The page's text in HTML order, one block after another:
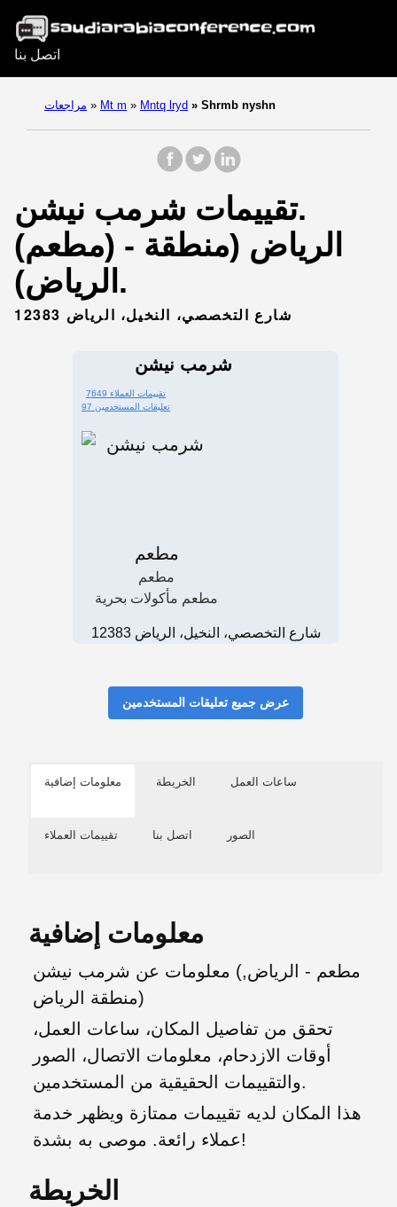
اتصل بنا
مراجعات » Mt m » Mntq lryd » Shrmb nyshn
تقييمات شرمب نيشن‎.
(مطعم) - الرياض (منطقة
الرياض).
شارع التخصصي، النخيل، الرياض 12383
7649 تقييمات العملاء
97 تعليقات المستخدمين
مطعم
مطعم
مطعم مأكولات بحرية
شارع التخصصي، النخيل، الرياض 12383
عرض جميع تعليقات المستخدمين
معلومات إضافية الخريطة ساعات العمل
تقييمات العملاء اتصل بنا الصور
معلومات إضافية
معلومات عن شرمب نيشن‎ (مطعم - الرياض,
منطقة الرياض)
تحقق من تفاصيل المكان، ساعات العمل،
أوقات الازدحام، معلومات الاتصال، الصور
والتقييمات الحقيقية من المستخدمين.
هذا المكان لديه تقييمات ممتازة ويظهر خدمة
عملاء رائعة. موصى به بشدة!
الخريطة